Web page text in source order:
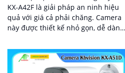
KX-A42F là giải pháp an ninh hiệu
quả với giá cả phải chăng. Camera
này được thiết kế nhỏ gọn, dễ dàng